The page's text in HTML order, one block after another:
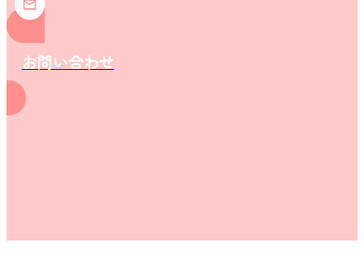
お問い合わせ